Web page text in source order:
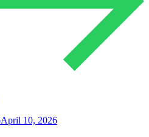
April 10, 2026